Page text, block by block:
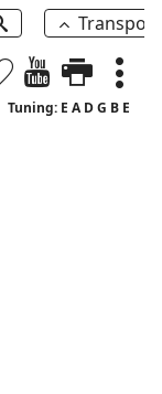
Tuning: E A D G B E